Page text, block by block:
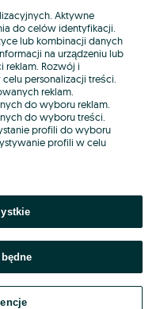
wskazanych powyżej,
w jego aktualnym brzmieniu.
Aktywne
do celów identyfikacji.
lub kombinacji danych
na urządzeniu lub
reklam. Rozwój i
personalizacji treści.
reklam.
do wyboru reklam.
do wyboru treści.
profili do wyboru
profili w celu